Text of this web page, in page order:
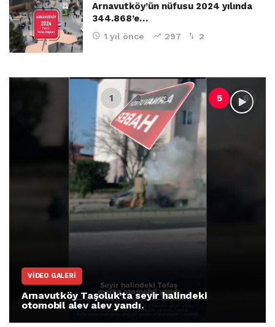
Arnavutköy’ün nüfusu 2024 yılında
344.868’e…
1 yıl önce 297 2
VIDEO GALERI
Arnavutköy Taşoluk’ta seyir halindeki
otomobil alev alev yandı.